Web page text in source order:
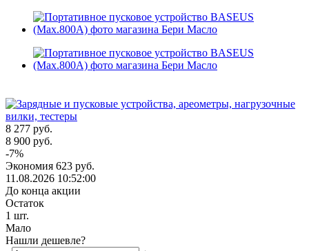
8 277 руб.
8 900 руб.
-7%
Экономия 623 руб.
11.08.2026 10:52:00
До конца акции
Остаток
1 шт.
Мало
Нашли дешевле?